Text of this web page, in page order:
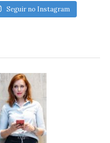
Seguir no Instagram